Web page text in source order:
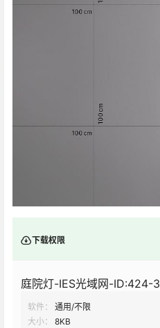
下载权限
庭院灯-IES光域网-ID:424-3
软件：
通用/不限
大小：
8KB